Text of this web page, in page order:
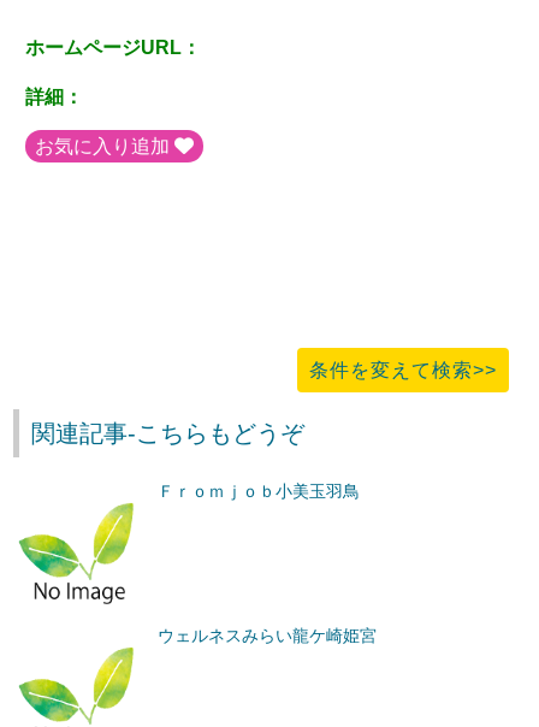
ホームページURL：
詳細：
お気に入り追加
条件を変えて検索>>
関連記事-こちらもどうぞ
Ｆｒｏｍｊｏｂ小美玉羽鳥
ウェルネスみらい龍ケ崎姫宮